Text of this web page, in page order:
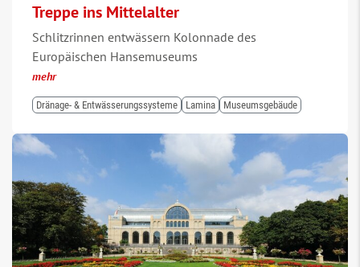
Treppe ins Mittelalter
Schlitzrinnen entwässern Kolonnade des
Europäischen Hansemuseums
mehr
Dränage- & Entwässerungssysteme Lamina Museumsgebäude